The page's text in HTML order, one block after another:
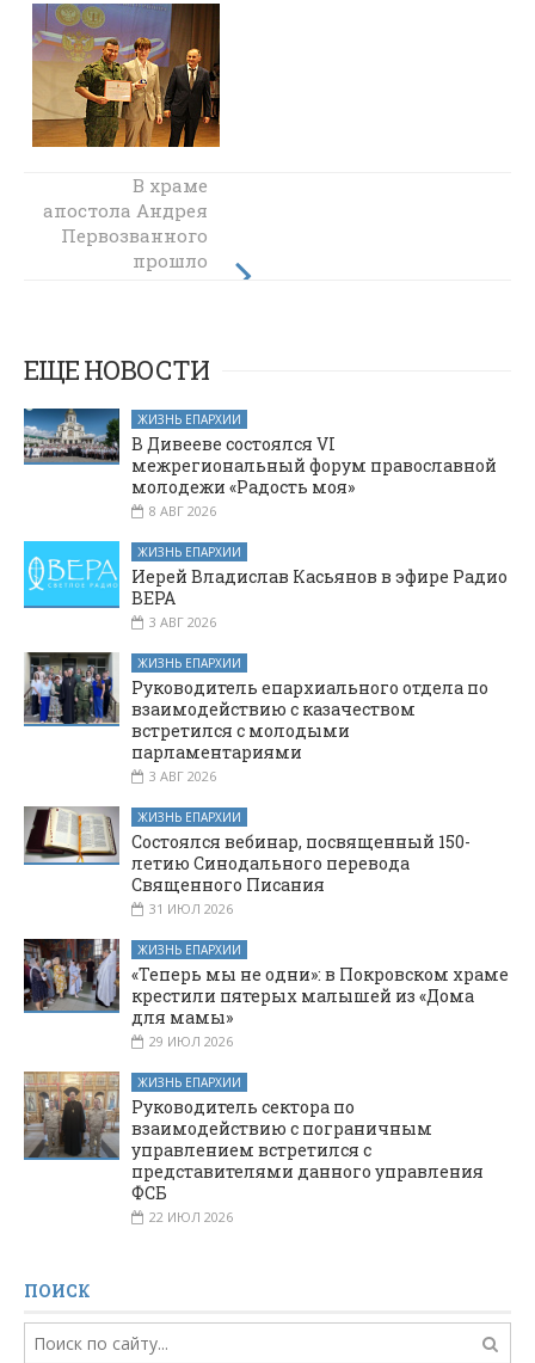
Единство тыла:
жители
Октябрьского
района
В храме
апостола Андрея
Первозванного
прошло
группы
ЕЩЕ НОВОСТИ
ЖИЗНЬ ЕПАРХИИ
В Дивееве состоялся VI
межрегиональный форум православной
молодежи «Радость моя»
8 АВГ 2026
ЖИЗНЬ ЕПАРХИИ
Иерей Владислав Касьянов в эфире Радио
ВЕРА
3 АВГ 2026
ЖИЗНЬ ЕПАРХИИ
Руководитель епархиального отдела по
взаимодействию с казачеством
встретился с молодыми
парламентариями
3 АВГ 2026
ЖИЗНЬ ЕПАРХИИ
Состоялся вебинар, посвященный 150-
летию Синодального перевода
Священного Писания
31 ИЮЛ 2026
ЖИЗНЬ ЕПАРХИИ
«Теперь мы не одни»: в Покровском храме
крестили пятерых малышей из «Дома
для мамы»
29 ИЮЛ 2026
ЖИЗНЬ ЕПАРХИИ
Руководитель сектора по
взаимодействию с пограничным
управлением встретился с
представителями данного управления
ФСБ
22 ИЮЛ 2026
ПОИСК